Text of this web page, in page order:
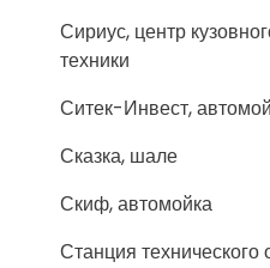
Сириус, центр
техники
Ситек-Инвест,
Сказка, шале
Скиф, автомойка
Станция